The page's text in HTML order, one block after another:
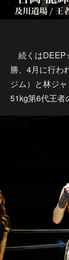
続くは
勝、4月に行わ
ジム）と林ジ
51kg第6代王者